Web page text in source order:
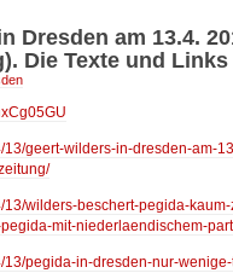
Dresden am 13.4.
Die Texte und Links
13/geert-wilders-in-dresden-am-
wilders-beschert-pegida-
mit-niederlaendischem-
13/pegida-in-dresden-nur-